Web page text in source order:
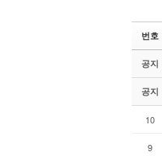
번호
공지
공지
10
9